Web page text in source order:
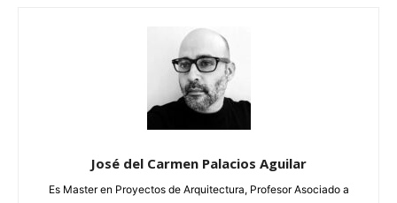
José del Carmen Palacios Aguilar
Es Master en Proyectos de Arquitectura, Profesor Asociado a